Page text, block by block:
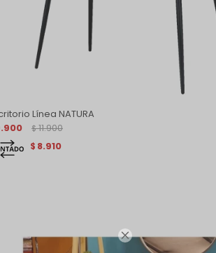

Línea NATURA
$ 11.900
$ 8.910